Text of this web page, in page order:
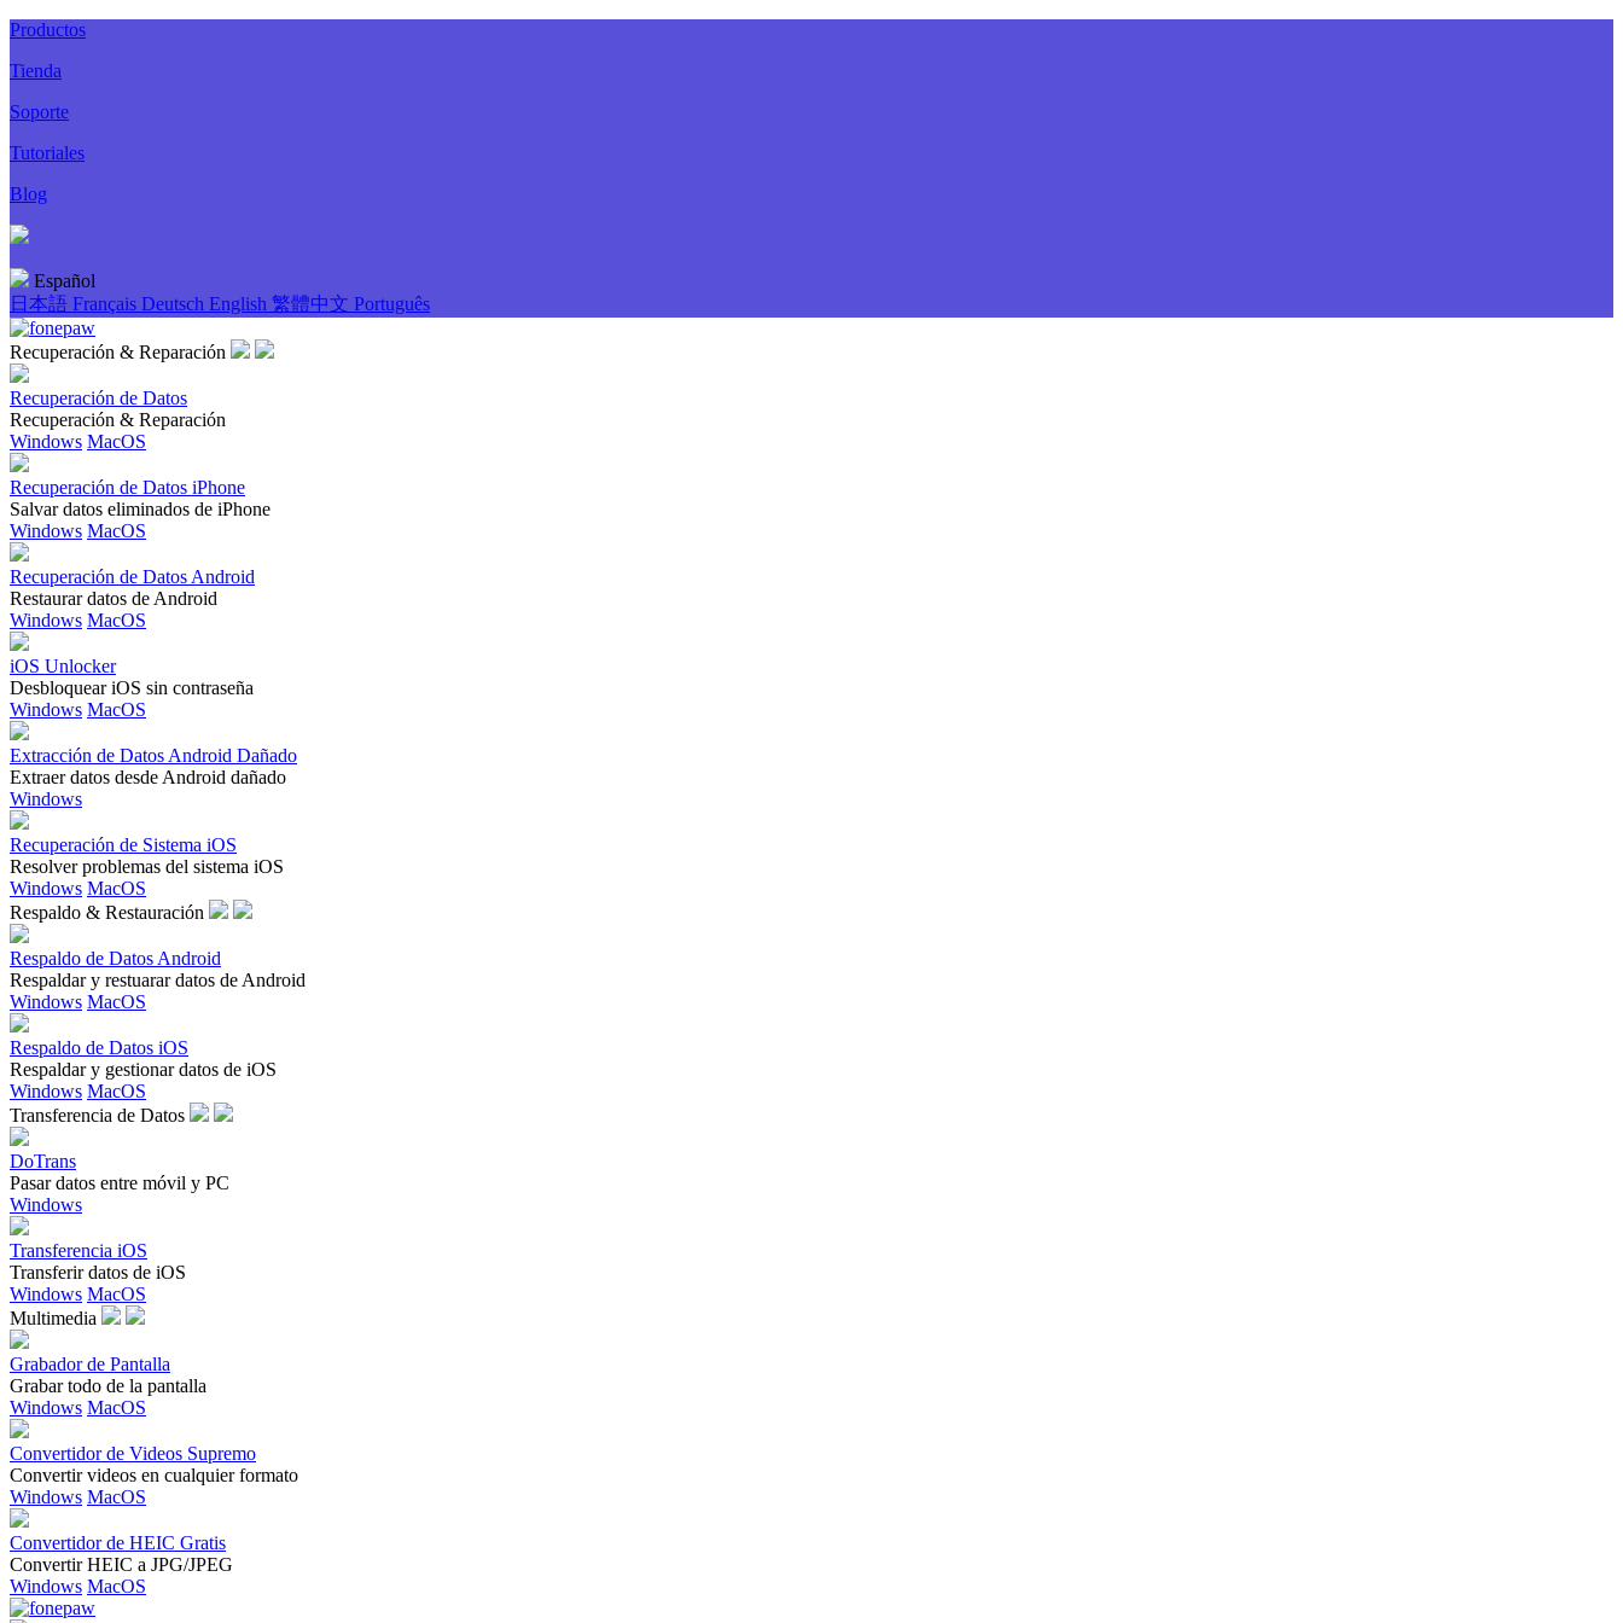
Productos
Tienda
Soporte
Tutoriales
Blog
Español
日本語 Français Deutsch English 繁體中文 Português
Recuperación & Reparación
Recuperación de Datos
Recuperación & Reparación
Windows MacOS
Recuperación de Datos iPhone
Salvar datos eliminados de iPhone
Windows MacOS
Recuperación de Datos Android
Restaurar datos de Android
Windows MacOS
iOS Unlocker
Desbloquear iOS sin contraseña
Windows MacOS
Extracción de Datos Android Dañado
Extraer datos desde Android dañado
Windows
Recuperación de Sistema iOS
Resolver problemas del sistema iOS
Windows MacOS
Respaldo & Restauración
Respaldo de Datos Android
Respaldar y restuarar datos de Android
Windows MacOS
Respaldo de Datos iOS
Respaldar y gestionar datos de iOS
Windows MacOS
Transferencia de Datos
DoTrans
Pasar datos entre móvil y PC
Windows
Transferencia iOS
Transferir datos de iOS
Windows MacOS
Multimedia
Grabador de Pantalla
Grabar todo de la pantalla
Windows MacOS
Convertidor de Videos Supremo
Convertir videos en cualquier formato
Windows MacOS
Convertidor de HEIC Gratis
Convertir HEIC a JPG/JPEG
Windows MacOS